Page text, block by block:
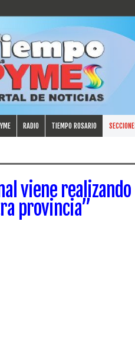
RADIO TIEMPO ROSARIO
viene
provincia”